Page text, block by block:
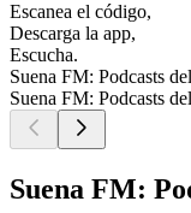
Escanea el código,
Descarga la app,
Escucha.
Suena FM: Podcasts
Suena FM: Podcasts
Suena FM: